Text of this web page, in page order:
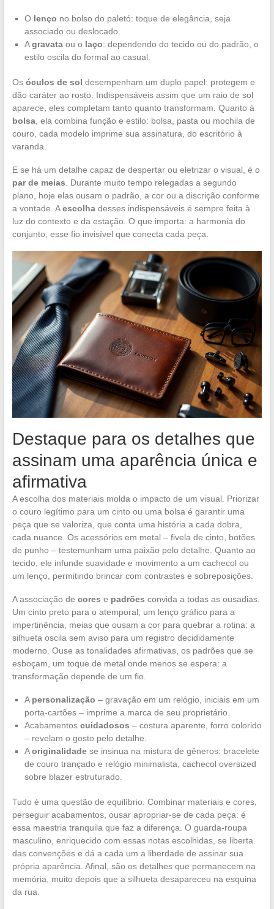
O lenço no bolso do paletó: toque de elegância, seja
associado ou deslocado.
Agravataou o laço: dependendo do tecido ou do padrão, o
estilo oscila do formal ao casual.
Os óculos de sol desempenham um duplo papel: protegem e
dão caráter ao rosto. Indispensáveis assim que um raio de sol
aparece, eles completam tanto quanto transformam. Quanto à
bolsa, ela combina função e estilo: bolsa, pasta ou mochila de
couro, cada modelo imprime sua assinatura, do escritório à
varanda.
E se há um detalhe capaz de despertar ou eletrizar o visual, é o
par de meias . Durante muito tempo relegadas a segundo
plano, hoje elas ousam o padrão, a cor ou a discrição conforme
a vontade. Aescolhadesses indispensáveis é sempre feita à
luz do contexto e da estação. O que importa: a harmonia do
conjunto, esse fio invisível que conecta cada peça.
Destaque para os detalhes que
assinam uma aparência única e
afirmativa
A escolha dos materiais molda o impacto de um visual. Priorizar
o couro legítimo para um cinto ou uma bolsa é garantir uma
peça que se valoriza, que conta uma história a cada dobra,
cada nuance. Os acessórios em metal – fivela de cinto, botões
de punho – testemunham uma paixão pelo detalhe. Quanto ao
tecido, ele infunde suavidade e movimento a um cachecol ou
um lenço, permitindo brincar com contrastes e sobreposições.
A associação de cores e padrões convida a todas as ousadias.
Um cinto preto para o atemporal, um lenço gráfico para a
impertinência, meias que ousam a cor para quebrar a rotina: a
silhueta oscila sem aviso para um registro decididamente
moderno. Ouse as tonalidades afirmativas, os padrões que se
esboçam, um toque de metal onde menos se espera: a
transformação depende de um fio.
A personalização – gravação em um relógio, iniciais em um
porta-cartões – imprime a marca de seu proprietário.
Acabamentos cuidadosos – costura aparente, forro colorido
– revelam o gosto pelo detalhe.
Aoriginalidadese insinua na mistura de gêneros: bracelete
de couro trançado e relógio minimalista, cachecol oversized
sobre blazer estruturado.
Tudo é uma questão de equilíbrio. Combinar materiais e cores,
perseguir acabamentos, ousar apropriar-se de cada peça: é
essa maestria tranquila que faz a diferença. O guarda-roupa
masculino, enriquecido com essas notas escolhidas, se liberta
das convenções e dá a cada um a liberdade de assinar sua
própria aparência. Afinal, são os detalhes que permanecem na
memória, muito depois que a silhueta desapareceu na esquina
da rua.